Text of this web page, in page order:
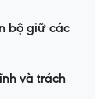
bộ giữ các
và trách